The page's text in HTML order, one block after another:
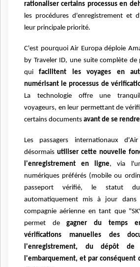
rationaliser certains processus en
les procédures d'enregistrement et
leur principale priorité.
C'est pourquoi Air Europa déploie
by Traveler ID, une suite complète
quifacilitent les voyages en
numérisant le processus de
La technologie offre une
voyageurs, en leur permettant de
certains documents avant de se
Les passagers internationaux
désormais utiliser cette nouvelle
l'enregistrement en ligne, via
numériques préférés (mobile ou
passeport vérifié, le statut du
automatiquement mis à jour
compagnie aérienne en tant que
permet degagner du temps
vérifications manuelles des
l'enregistrement, du dépôt
l'embarquement, et par conséquent